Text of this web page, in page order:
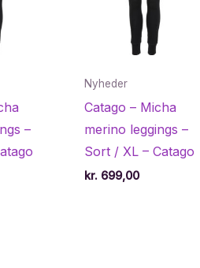
–
Nyheder
Catago – Micha
merino leggings –
Sort / XL – Catago
kr.699,00